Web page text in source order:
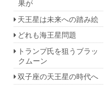
果が
天王星は未来への踏み絵
どれも海王星問題
トランプ氏を狙うブラッ
クムーン
双子座の天王星の時代へ